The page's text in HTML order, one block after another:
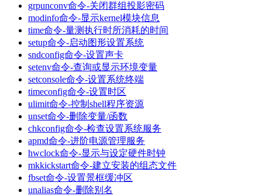
grpunconv命令-关闭群组投影密码
modinfo命令-显示kernel模块信息
time命令-量测执行时所消耗的时间
setup命令-启动图形设置系统
sndconfig命令-设置声卡
setenv命令-查询或显示环境变量
setconsole命令-设置系统终端
timeconfig命令-设置时区
ulimit命令-控制shell程序资源
unset命令-删除变量/函数
chkconfig命令-检查设置系统服务
apmd命令-进阶电源管理服务
hwclock命令-显示与设定硬件时钟
mkkickstart命令-建立安装的组态文件
fbset命令-设置景框缓冲区
unalias命令-删除别名